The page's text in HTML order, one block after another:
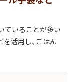
ていることが多い
活用し、ごはん